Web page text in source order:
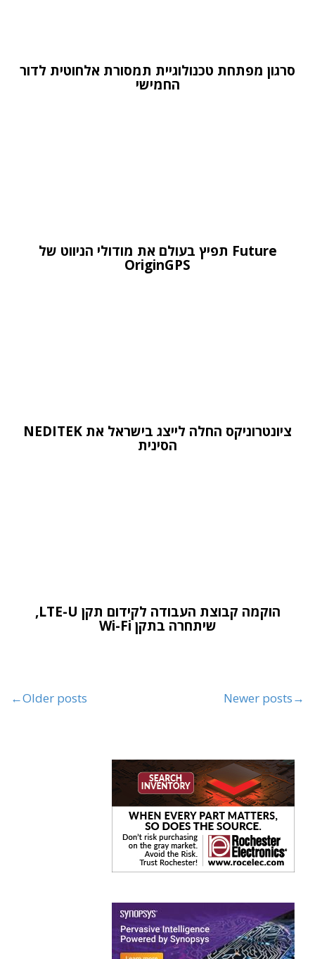
סרגון מפתחת טכנולוגיית תמסורת אלחוטית לדור
החמישי
Future תפיץ בעולם את מודולי הניווט של
OriginGPS
ציונטרוניקס החלה לייצג בישראל את NEDITEK
הסינית
הוקמה קבוצת העבודה לקידום תקן LTE-U,
שיתחרה בתקן Wi-Fi
←Older posts Newer posts→